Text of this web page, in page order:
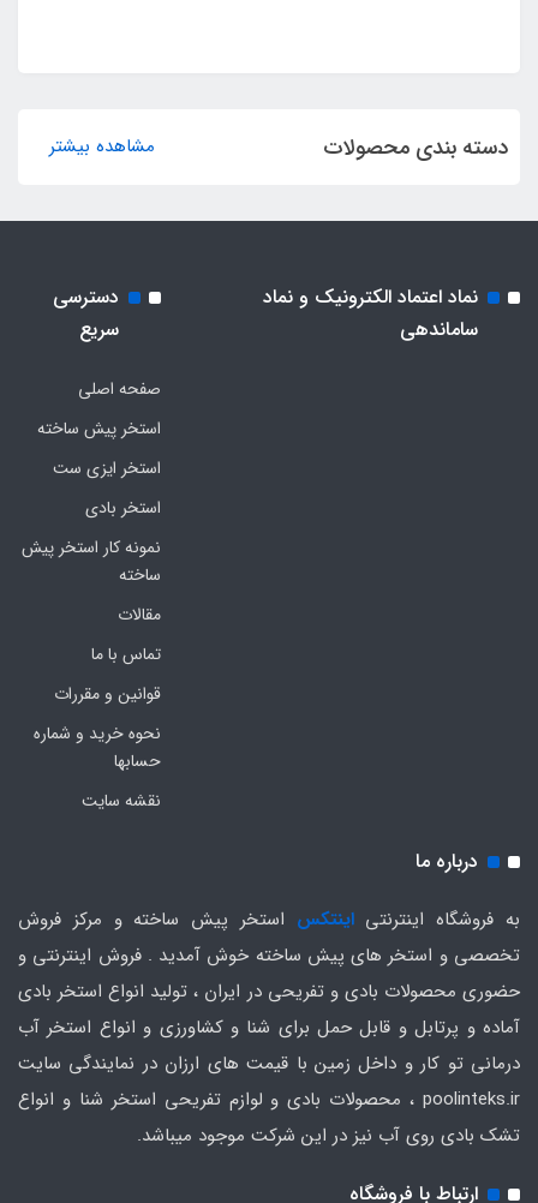
دسته بندی محصولات مشاهده بیشتر
نماد اعتماد الکترونیک و نماد
ساماندهی
دسترسی
سریع
صفحه اصلی
استخر پیش ساخته
استخر ایزی ست
استخر بادی
نمونه کار استخر پیش
ساخته
مقالات
تماس با ما
قوانین و مقررات
نحوه خرید و شماره
حسابها
نقشه سایت
درباره ما
به فروشگاه اینترنتیاینتکس استخر پیش ساخته و مرکز فروش
تخصصی و استخر های پیش ساخته خوش آمدید . فروش اینترنتی و
حضوری محصولات بادی و تفریحی در ایران ، تولید انواع استخر بادی
آماده و پرتابل و قابل حمل برای شنا و کشاورزی و انواع استخر آب
درمانی تو کار و داخل زمین با قیمت های ارزان در نمایندگی سایت
poolinteks.ir ، محصولات بادی و لوازم تفریحی استخر شنا و انواع
تشک بادی روی آب نیز در این شرکت موجود میباشد.
ارتباط با فروشگاه